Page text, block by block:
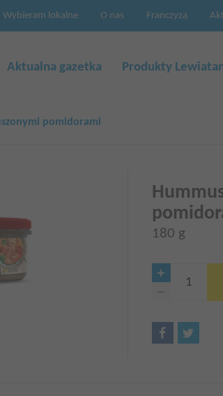
Wybieram lokalne O nas Franczyza
Aktualna gazetka Produkty
pomidorami
180 g